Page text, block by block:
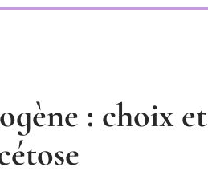
: choix et